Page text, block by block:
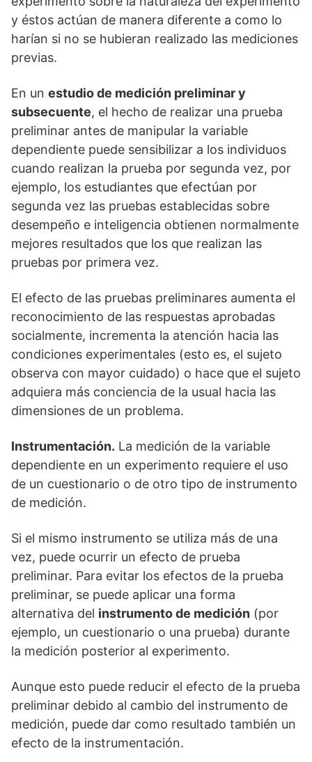
y éstos actúan de manera diferente a como lo
harían si no se hubieran realizado las mediciones
previas.
En un estudio de medición preliminar y
subsecuente, el hecho de realizar una prueba
preliminar antes de manipular la variable
dependiente puede sensibilizar a los individuos
cuando realizan la prueba por segunda vez, por
ejemplo, los estudiantes que efectúan por
segunda vez las pruebas establecidas sobre
desempeño e inteligencia obtienen normalmente
mejores resultados que los que realizan las
pruebas por primera vez.
El efecto de las pruebas preliminares aumenta el
reconocimiento de las respuestas aprobadas
socialmente, incrementa la atención hacia las
condiciones experimentales (esto es, el sujeto
observa con mayor cuidado) o hace que el sujeto
adquiera más conciencia de la usual hacia las
dimensiones de un problema.
Instrumentación. La medición de la variable
dependiente en un experimento requiere el uso
de un cuestionario o de otro tipo de instrumento
de medición.
Si el mismo instrumento se utiliza más de una
vez, puede ocurrir un efecto de prueba
preliminar. Para evitar los efectos de la prueba
preliminar, se puede aplicar una forma
alternativa del instrumento de medición (por
ejemplo, un cuestionario o una prueba) durante
la medición posterior al experimento.
Aunque esto puede reducir el efecto de la prueba
preliminar debido al cambio del instrumento de
medición, puede dar como resultado también un
efecto de la instrumentación.